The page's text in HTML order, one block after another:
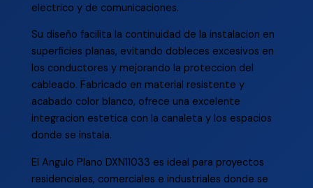
electrico y de comunicaciones.
Su diseño facilita la continuidad de la instalacion en
superficies planas, evitando dobleces excesivos en
los conductores y mejorando la proteccion del
cableado. Fabricado en material resistente y
acabado color blanco, ofrece una excelente
integracion estetica con la canaleta y los espacios
donde se instala.
El Angulo Plano DXN11033 es ideal para proyectos
residenciales, comerciales e industriales donde se